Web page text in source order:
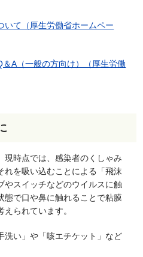
いて（厚生労働省ホームペー
A（一般の方向け）（厚生労働
現時点では、感染者のくしゃみ
れを吸い込むことによる「飛沫
やスイッチなどのウイルスに触
態で口や鼻に触れることで粘膜
られています。
洗い」や「咳エチケット」など